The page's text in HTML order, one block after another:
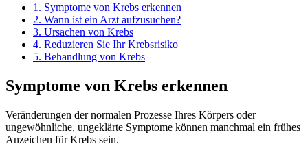
1. Symptome von Krebs erkennen
2. Wann ist ein Arzt aufzusuchen?
3. Ursachen von Krebs
4. Reduzieren Sie Ihr Krebsrisiko
5. Behandlung von Krebs
Symptome von Krebs erkennen
Veränderungen der normalen Prozesse Ihres Körpers oder
ungewöhnliche, ungeklärte Symptome können manchmal ein frühes
Anzeichen für Krebs sein.